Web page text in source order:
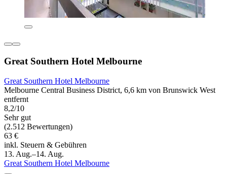
Great Southern Hotel Melbourne
Great Southern Hotel Melbourne
Melbourne Central Business District, 6,6 km von Brunswick West
entfernt
8,2/10
Sehr gut
(2.512 Bewertungen)
63 €
inkl. Steuern & Gebühren
13. Aug.–14. Aug.
Great Southern Hotel Melbourne